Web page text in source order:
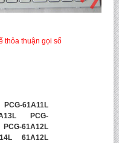
thỏa thuận gọi số
61A11L
PCG-
61A12L
61A12L